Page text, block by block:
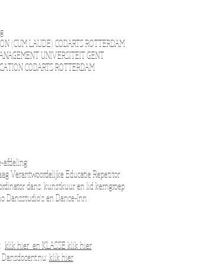
(CUM LAUDE) CODARTS ROTTERDAM
UNIVERSITEIT GENT
CODARTS ROTTERDAM
afdeling
Verantwoordelijke Educatie Repetitor
dans, kunstkuur en lid kerngroep
Dansstudio's en Dance-Inn
klik hier en KLASSE klik hier
klik hier